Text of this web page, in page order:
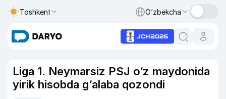
Toshkent O‘zbekcha
Liga 1. Neymarsiz PSJ o‘z maydonida
yirik hisobda g‘alaba qozondi